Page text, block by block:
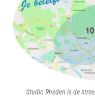
Studio Rheden is de